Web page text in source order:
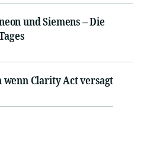
und Siemens – Die
wenn Clarity Act versagt